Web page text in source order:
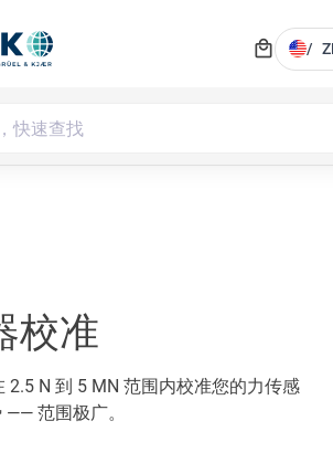
local_mall /
校准
2.5 N 到 5 MN 范围内校准您的力传感
范围极广。